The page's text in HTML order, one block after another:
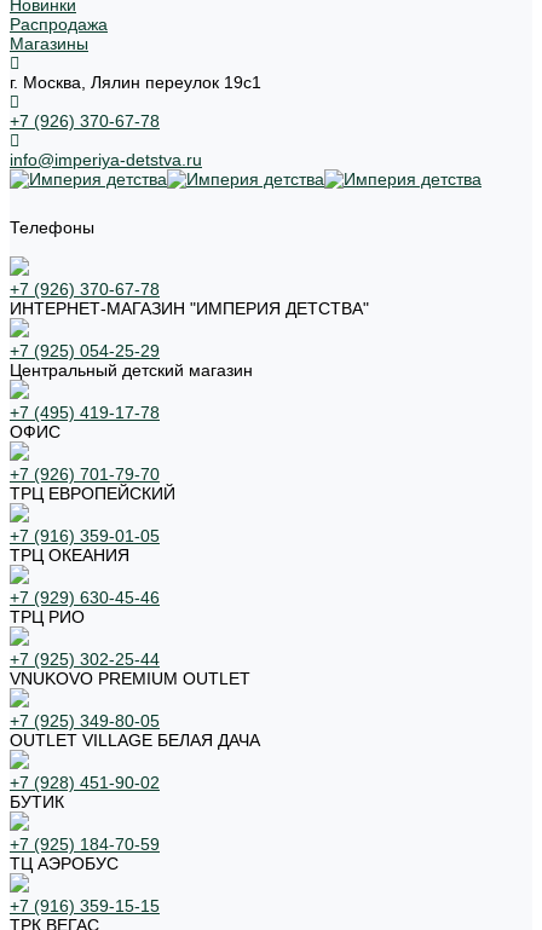
Новинки
Распродажа
Магазины
г. Москва, Лялин переулок 19с1
+7 (926) 370-67-78
info@imperiya-detstva.ru
Телефоны
+7 (926) 370-67-78
ИНТЕРНЕТ-МАГАЗИН "ИМПЕРИЯ ДЕТСТВА"
+7 (925) 054-25-29
Центральный детский магазин
+7 (495) 419-17-78
ОФИС
+7 (926) 701-79-70
ТРЦ ЕВРОПЕЙСКИЙ
+7 (916) 359-01-05
ТРЦ ОКЕАНИЯ
+7 (929) 630-45-46
ТРЦ РИО
+7 (925) 302-25-44
VNUKOVO PREMIUM OUTLET
+7 (925) 349-80-05
OUTLET VILLAGE БЕЛАЯ ДАЧА
+7 (928) 451-90-02
БУТИК
+7 (925) 184-70-59
ТЦ АЭРОБУС
+7 (916) 359-15-15
ТРК ВЕГАС